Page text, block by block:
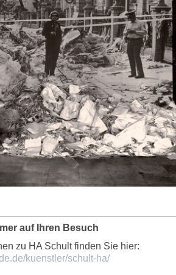
auf Ihren Besuch
zu HA Schult finden Sie hier:
kuenstler/schult-ha/